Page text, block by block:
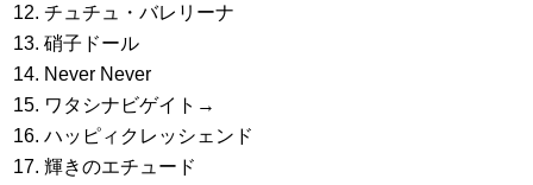
チュチュ・バレリーナ
硝子ドール
Never Never
ワタシナビゲイト→
ハッピィクレッシェンド
輝きのエチュード